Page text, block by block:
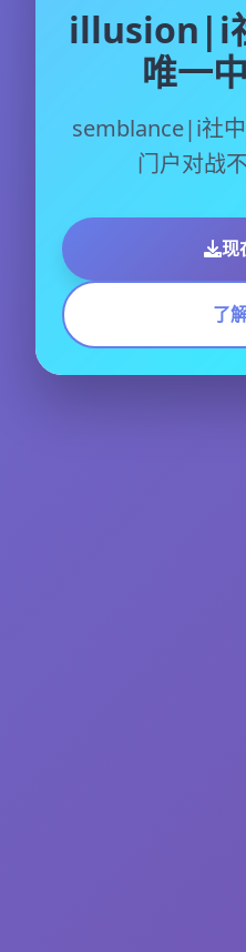
illusion|i
唯一
semblance|i社
门户对战
现
了